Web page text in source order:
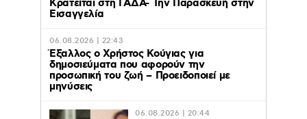
Κρατείται στη ΓΑΔΑ- Την Παρασκευή στην
Εισαγγελία
06.08.2026 | 22:43
Έξαλλος ο Χρήστος Κούγιας για
δημοσιεύματα που αφορούν την
προσωπική του ζωή – Προειδοποιεί με
μηνύσεις
06.08.2026 | 20:44